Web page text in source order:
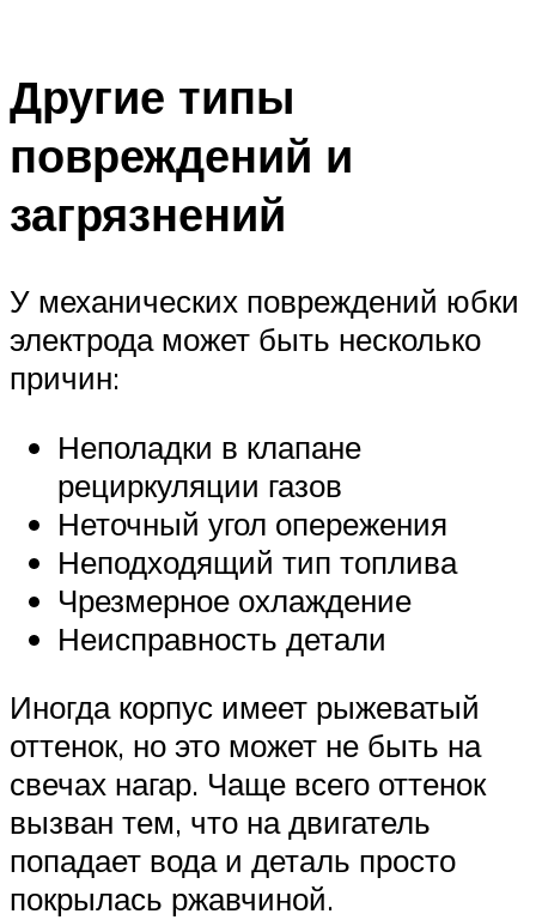
Другие типы
повреждений и
загрязнений
У механических повреждений юбки
электрода может быть несколько
причин:
Неполадки в клапане
рециркуляции газов
Неточный угол опережения
Неподходящий тип топлива
Чрезмерное охлаждение
Неисправность детали
Иногда корпус имеет рыжеватый
оттенок, но это может не быть на
свечах нагар. Чаще всего оттенок
вызван тем, что на двигатель
попадает вода и деталь просто
покрылась ржавчиной.